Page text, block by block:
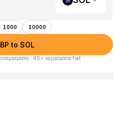
1000 10000
to SOL
· 40+ νομίσματα fiat